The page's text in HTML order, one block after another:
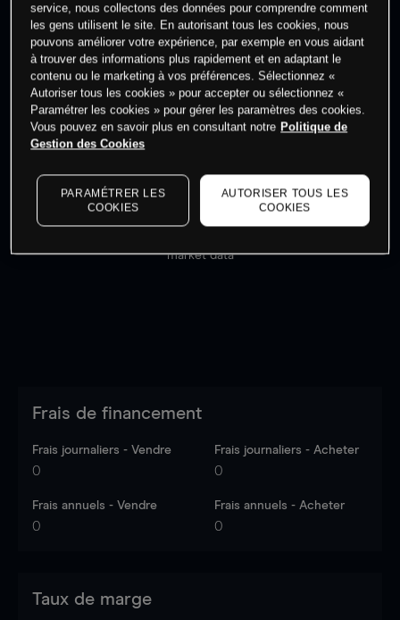
0% des clients ont une position àsur
cet actif
Commencez à trader
Les prix sont indicatifs. Connectez-vous pour voir les
market data
Frais de financement
Frais journaliers - Vendre
0
Frais journaliers - Acheter
0
Frais annuels - Vendre
0
Frais annuels - Acheter
0
Taux de marge
service, nous collectons des données pour comprendre comment
les gens utilisent le site. En autorisant tous les cookies, nous
pouvons améliorer votre expérience, par exemple en vous aidant
à trouver des informations plus rapidement et en adaptant le
contenu ou le marketing à vos préférences. Sélectionnez «
Autoriser tous les cookies » pour accepter ou sélectionnez «
Paramétrer les cookies » pour gérer les paramètres des cookies.
Vous pouvez en savoir plus en consultant notre Politique de
Gestion des Cookies
PARAMÉTRER LES
COOKIES
AUTORISER TOUS LES
COOKIES